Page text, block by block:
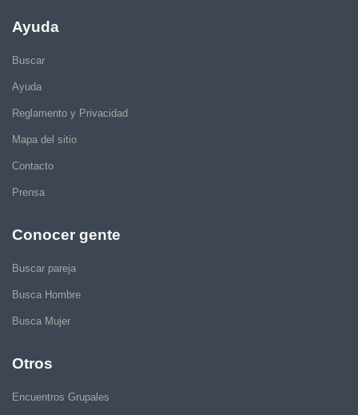
Ayuda
Buscar
Ayuda
Reglamento y Privacidad
Mapa del sitio
Contacto
Prensa
Conocer gente
Buscar pareja
Busca Hombre
Busca Mujer
Otros
Encuentros Grupales